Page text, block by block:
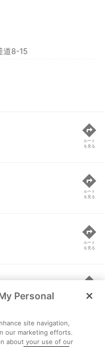
道8-15
ルート
を見る
ルート
を見る
ルート
を見る
ルート
を見る
Personal
site navigation,
our marketing efforts.
about your use of our